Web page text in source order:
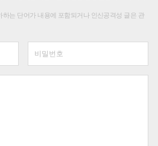
하는 단어가 내용에 포함되거나 인신공격성 글은 관